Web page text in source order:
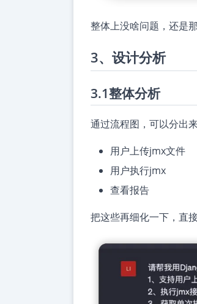
整体上没啥问题，还是
3、设计分析
3.1整体分析
通过流程图，可以分出
用户上传jmx文件
用户执行jmx
查看报告
把这些再细化一下，直